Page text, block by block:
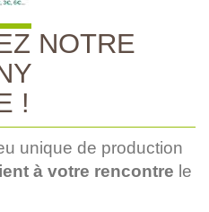
NOTRE
!
unique de production
à votre rencontre le